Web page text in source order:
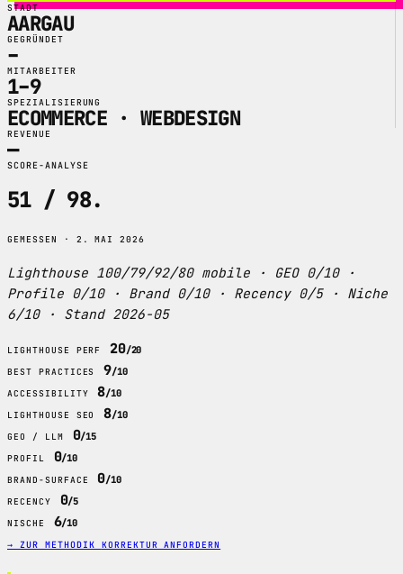
STADT
AARGAU
GEGRÜNDET
–
MITARBEITER
1–9
SPEZIALISIERUNG
ECOMMERCE · WEBDESIGN
REVENUE
—
SCORE-ANALYSE
51 / 98.
GEMESSEN · 2. MAI 2026
Lighthouse 100/79/92/80 mobile · GEO 0/10 ·
Profile 0/10 · Brand 0/10 · Recency 0/5 · Niche
6/10 · Stand 2026-05
LIGHTHOUSE PERF 20/20
BEST PRACTICES 9/10
ACCESSIBILITY 8/10
LIGHTHOUSE SEO 8/10
GEO / LLM 0/15
PROFIL 0/10
BRAND-SURFACE 0/10
RECENCY 0/5
NISCHE 6/10
→ ZUR METHODIK KORREKTUR ANFORDERN